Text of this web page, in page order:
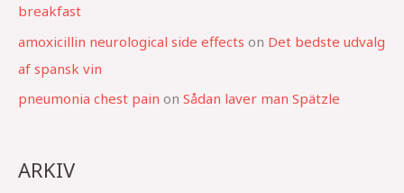
breakfast
amoxicillin neurological side effects on Det bedste udvalg
af spansk vin
pneumonia chest pain on Sådan laver man Spätzle
ARKIV